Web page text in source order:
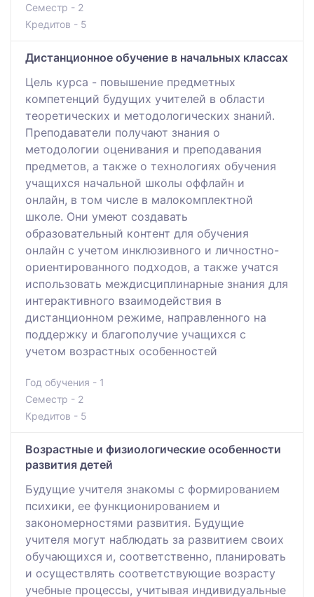
Семестр - 2
Кредитов - 5
Дистанционное обучение в начальных классах
Цель курса - повышение предметных
компетенций будущих учителей в области
теоретических и методологических знаний.
Преподаватели получают знания о
методологии оценивания и преподавания
предметов, а также о технологиях обучения
учащихся начальной школы оффлайн и
онлайн, в том числе в малокомплектной
школе. Они умеют создавать
образовательный контент для обучения
онлайн с учетом инклюзивного и личностно-
ориентированного подходов, а также учатся
использовать междисциплинарные знания для
интерактивного взаимодействия в
дистанционном режиме, направленного на
поддержку и благополучие учащихся с
учетом возрастных особенностей
Год обучения - 1
Семестр - 2
Кредитов - 5
Возрастные и физиологические особенности
развития детей
Будущие учителя знакомы с формированием
психики, ее функционированием и
закономерностями развития. Будущие
учителя могут наблюдать за развитием своих
обучающихся и, соответственно, планировать
и осуществлять соответствующие возрасту
учебные процессы, учитывая индивидуальные